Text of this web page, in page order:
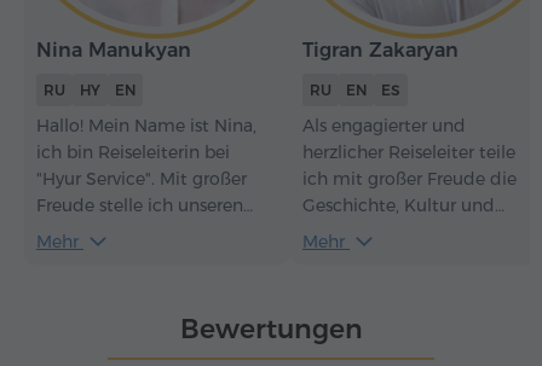
Nina Manukyan
RU HY EN
Hallo! Mein Name ist Nina,
ich bin Reiseleiterin bei
"Hyur Service". Mit großer
Freude stelle ich unseren
Gästen Armenien vor – seine
wichtig, dass jede Tour
Mehr
Tigran Zakaryan
RU EN ES
Als engagierter und
herzlicher Reiseleiter teile
ich mit großer Freude die
Geschichte, Kultur und
Traditionen Armeniens mit
informative und angenehme
Mehr
Bewertungen